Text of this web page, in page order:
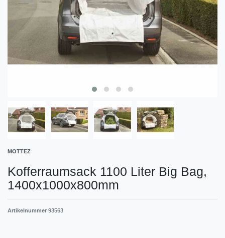
MOTTEZ
Kofferraumsack 1100 Liter Big Bag,
1400x1000x800mm
Artikelnummer 93563